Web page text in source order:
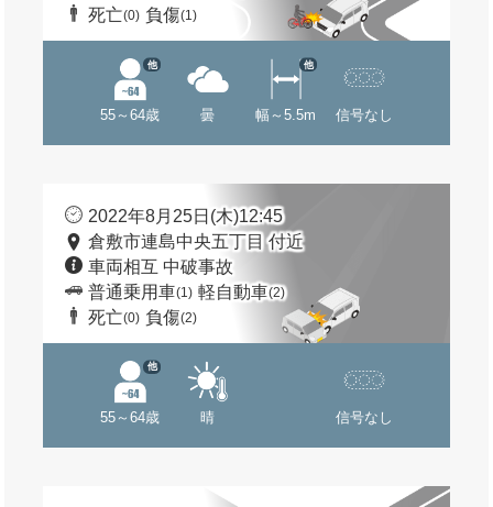
死亡(0) 負傷(1)
55～64歳
他
曇 幅～5.5m
他
信号なし
2022年8月25日(木)12:45
倉敷市連島中央五丁目 付近
車両相互 中破事故
普通乗用車(1) 軽自動車(2)
死亡(0) 負傷(2)
55～64歳
他
晴 信号なし